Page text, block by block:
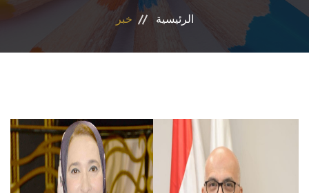
نشاطات الكلية
المراكز والوحدات
تواصل معنا
الرئيسية خبر